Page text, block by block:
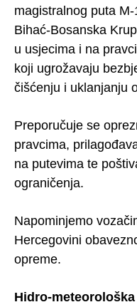
magistralnog puta
Bihać-Bosanska
u usjecima i na
koji ugrožavaju
čišćenju i uklanjanju
Preporučuje se
pravcima,
na putevima te
ograničenja.
Napominjemo
Hercegovini
opreme.
Hidro-